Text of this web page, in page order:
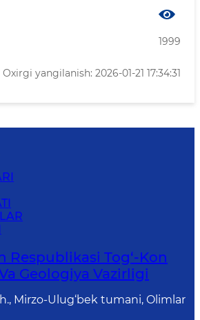
1999
Oxirgi yangilanish: 2026-01-21 17:34:31
Respublikasi Tog‘-Kon
Geologiya Vazirligi
Mirzo-Ulug‘bek tumani, Olimlar